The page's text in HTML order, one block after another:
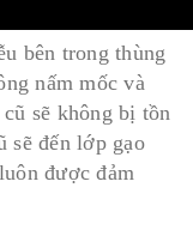
bên trong thùng
nấm mốc và
sẽ không bị tồn
sẽ đến lớp gạo
được đảm